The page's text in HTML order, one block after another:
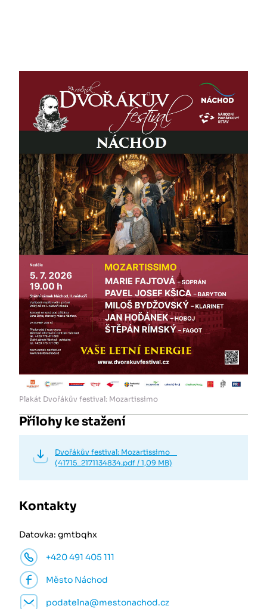
Plakát Dvořákův festival: Mozartissimo
Přílohy ke stažení
Dvořákův festival: Mozartissimo
(41715_2171134834.pdf / 1,09 MB)
Kontakty
Datovka: gmtbqhx
+420 491 405 111
Město Náchod
podatelna@mestonachod.cz